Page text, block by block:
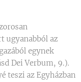
ugyanabból az
egynek
Dei Verbum, 9.).
teszi az Egyházban